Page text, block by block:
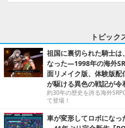
トピック
祖国に裏切られた騎士
なった―1998年の海外
面リメイク版、体験版
が駆ける異色の戦記が令
約30年の歴史を誇る海外
て登場！
車が変形してロボにな